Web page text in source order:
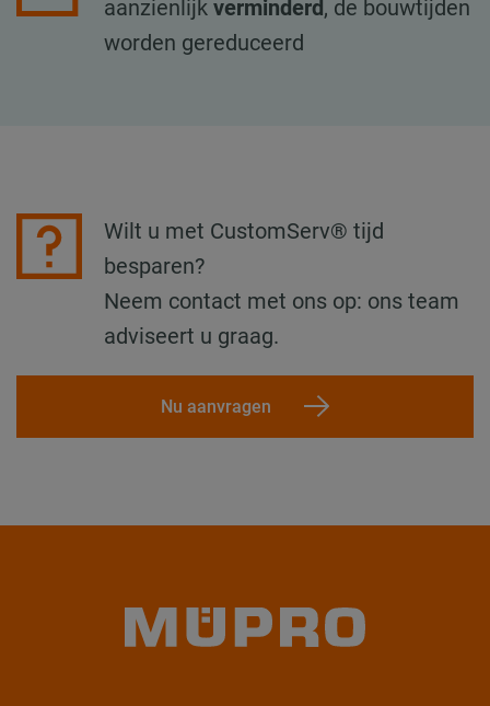
aanzienlijk verminderd, de bouwtijden
worden gereduceerd
Wilt u met CustomServ® tijd
besparen?
Neem contact met ons op: ons team
adviseert u graag.
Nu aanvragen